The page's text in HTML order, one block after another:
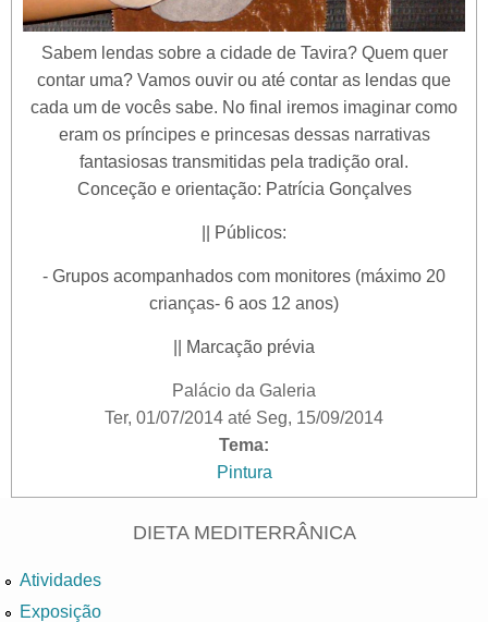
Sabem lendas sobre a cidade de Tavira? Quem quer
contar uma? Vamos ouvir ou até contar as lendas que
cada um de vocês sabe. No final iremos imaginar como
eram os príncipes e princesas dessas narrativas
fantasiosas transmitidas pela tradição oral.
Conceção e orientação: Patrícia Gonçalves
|| Públicos:
- Grupos acompanhados com monitores (máximo 20
crianças- 6 aos 12 anos)
|| Marcação prévia
Palácio da Galeria
Ter, 01/07/2014 até Seg, 15/09/2014
Tema:
Pintura
DIETA MEDITERRÂNICA
Atividades
Exposição